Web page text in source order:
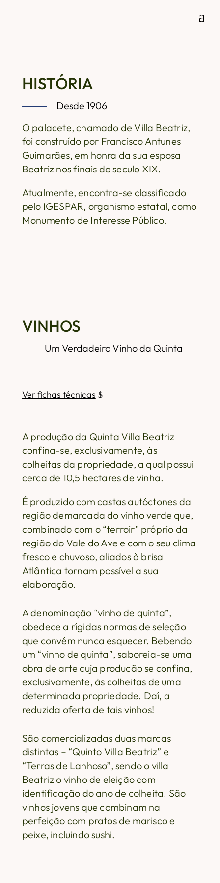
a
HISTÓRIA
Desde 1906
O palacete, chamado de Villa Beatriz,
foi construído por Francisco Antunes
Guimarães, em honra da sua esposa
Beatriz nos finais do seculo XIX.
Atualmente, encontra-se classificado
pelo IGESPAR, organismo estatal, como
Monumento de Interesse Público.
VINHOS
Um Verdadeiro Vinho da Quinta
Ver fichas técnicas
A produção da Quinta Villa Beatriz
confina-se, exclusivamente, às
colheitas da propriedade, a qual possui
cerca de 10,5 hectares de vinha.
É produzido com castas autóctones da
região demarcada do vinho verde que,
combinado com o “terroir” próprio da
região do Vale do Ave e com o seu clima
fresco e chuvoso, aliados à brisa
Atlântica tornam possível a sua
elaboração.
A denominação “vinho de quinta”,
obedece a rígidas normas de seleção
que convém nunca esquecer. Bebendo
um “vinho de quinta”, saboreia-se uma
obra de arte cuja producão se confina,
exclusivamente, às colheitas de uma
determinada propriedade. Daí, a
reduzida oferta de tais vinhos!
São comercializadas duas marcas
distintas – “Quinto Villa Beatriz” e
“Terras de Lanhoso”, sendo o villa
Beatriz o vinho de eleição com
identificação do ano de colheita. São
vinhos jovens que combinam na
perfeição com pratos de marisco e
peixe, incluindo sushi.